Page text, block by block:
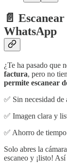
📄
WhatsApp
¿Te ha pasado que
factura, pero no
permite escanear
✅ Sin necesidad de
✅ Imagen clara y
✅ Ahorro de
Solo abres la
escaneo y ¡listo!